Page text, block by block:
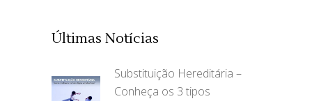
Últimas Notícias
Substituição Hereditária –
Conheça os 3 tipos